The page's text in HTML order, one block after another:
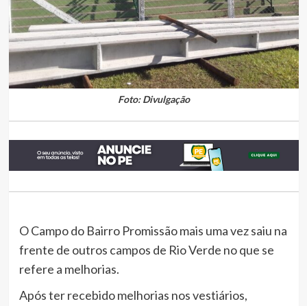
Foto: Divulgação
O Campo do Bairro Promissão mais uma vez saiu na
frente de outros campos de Rio Verde no que se
refere a melhorias.
Após ter recebido melhorias nos vestiários,